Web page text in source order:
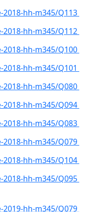
2018-hh-m345/Q113
2018-hh-m345/Q112
2018-hh-m345/Q100
hh-m345/Q101
2018-hh-m345/Q080
2018-hh-m345/Q094
2018-hh-m345/Q083
2018-hh-m345/Q079
2018-hh-m345/Q104
2018-hh-m345/Q095
2019-hh-m345/Q079